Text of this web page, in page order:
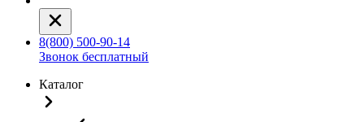
8(800) 500-90-14
Звонок бесплатный
Каталог